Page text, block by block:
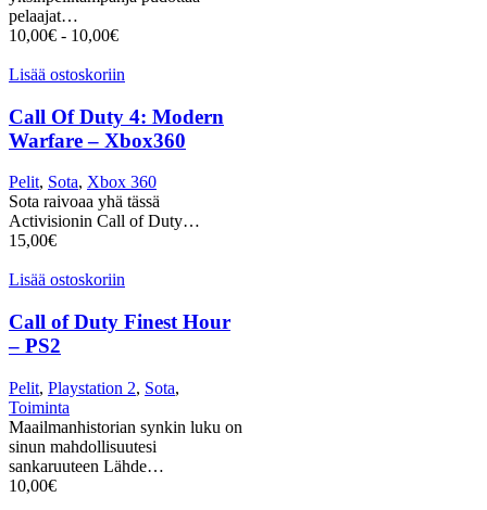
pelaajat…
10,00€ - 10,00€
Lisää ostoskoriin
Call Of Duty 4: Modern
Warfare – Xbox360
Pelit, Sota, Xbox 360
Sota raivoaa yhä tässä
Activisionin Call of Duty…
15,00€
Lisää ostoskoriin
Call of Duty Finest Hour
– PS2
Pelit, Playstation 2, Sota,
Toiminta
Maailmanhistorian synkin luku on
sinun mahdollisuutesi
sankaruuteen Lähde…
10,00€